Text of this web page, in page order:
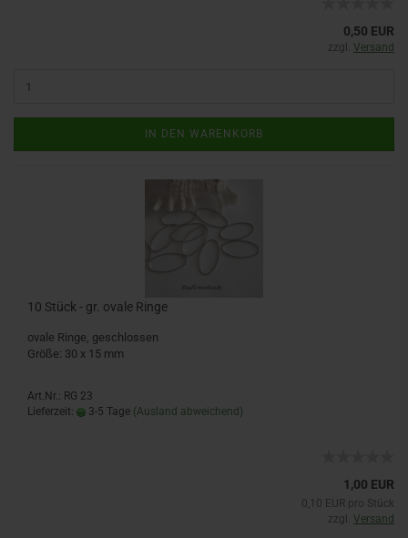
0,50 EUR
zzgl. Versand
IN DEN WARENKORB
10 Stück - gr. ovale Ringe
ovale Ringe, geschlossen
Größe: 30 x 15 mm
Art.Nr.: RG 23
Lieferzeit:
3-5 Tage (Ausland abweichend)
1,00 EUR
0,10 EUR pro Stück
zzgl. Versand